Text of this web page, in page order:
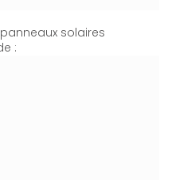
panneaux solaires
: